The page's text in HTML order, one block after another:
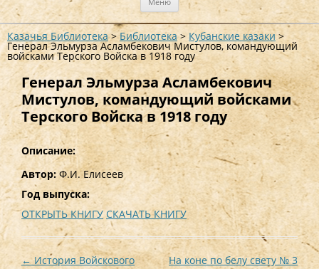
к
содержимому
Казачья Библиотека>Библиотека> Кубанские казаки>
Генерал Эльмурза Асламбекович Мистулов, командующий
войсками Терского Войска в 1918 году
Генерал Эльмурза Асламбекович
Мистулов, командующий войсками
Терского Войска в 1918 году
Описание:
Автор:Ф.И. Елисеев
Год выпуска:
ОТКРЫТЬ КНИГУ СКАЧАТЬ КНИГУ
Навигация
←История Войскового
На коне по белу свету № 3